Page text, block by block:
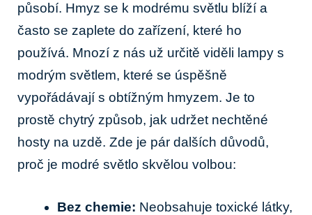
působí. Hmyz se k modrému světlu blíží a
často se zaplete do zařízení, které ho
používá. Mnozí z nás už určitě viděli lampy s
modrým světlem, které se úspěšně
vypořádávají s obtížným hmyzem. Je to
prostě chytrý způsob, jak udržet nechtěné
hosty na uzdě. Zde je pár dalších důvodů,
proč je modré světlo skvělou volbou:
Bez chemie: Neobsahuje toxické látky,